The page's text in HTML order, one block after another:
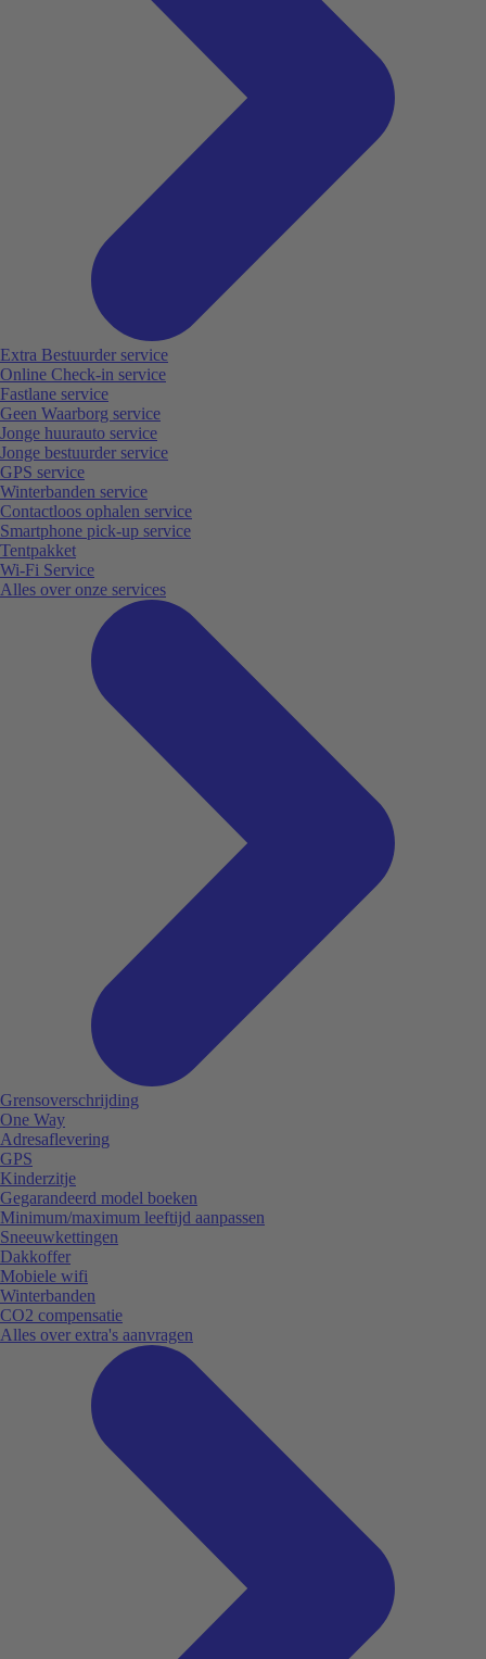
Extra Bestuurder service
Online Check-in service
Fastlane service
Geen Waarborg service
Jonge huurauto service
Jonge bestuurder service
GPS service
Winterbanden service
Contactloos ophalen service
Smartphone pick-up service
Tentpakket
Wi-Fi Service
Alles over onze services
Grensoverschrijding
One Way
Adresaflevering
GPS
Kinderzitje
Gegarandeerd model boeken
Minimum/maximum leeftijd aanpassen
Sneeuwkettingen
Dakkoffer
Mobiele wifi
Winterbanden
CO2 compensatie
Alles over extra's aanvragen